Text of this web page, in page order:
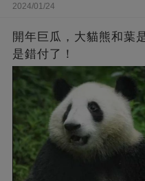
2024/01/24
開年巨瓜，大貓熊和葉
是錯付了！